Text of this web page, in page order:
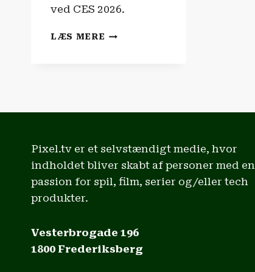
ved CES 2026.
LÆS MERE NVIDIA
2026!
Pixel.tv er et selvstændigt medie, hvor
indholdet bliver skabt af personer med en
passion for spil, film, serier og/eller tech
produkter.
Vesterbrogade 196
1800 Frederiksberg